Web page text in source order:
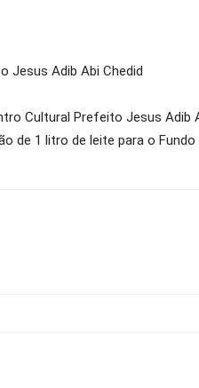
Jesus Adib Abi Chedid
Cultural Prefeito Jesus Adib
de 1 litro de leite para o Fundo